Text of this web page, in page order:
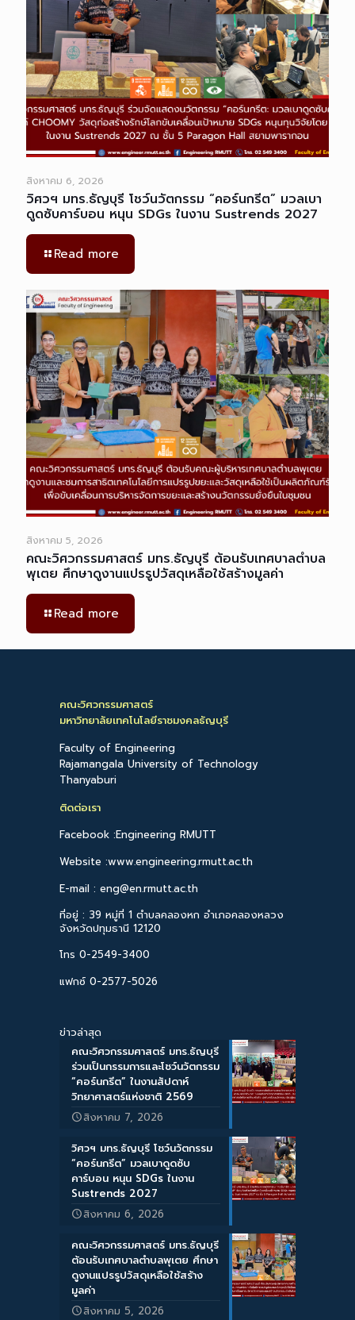
สิงหาคม 6, 2026
วิศวฯ มทร.ธัญบุรี โชว์นวัตกรรม “คอร์นกรีต” มวลเบา
ดูดซับคาร์บอน หนุน SDGs ในงาน Sustrends 2027
Read more
สิงหาคม 5, 2026
คณะวิศวกรรมศาสตร์ มทร.ธัญบุรี ต้อนรับเทศบาลตำบล
พุเตย ศึกษาดูงานแปรรูปวัสดุเหลือใช้สร้างมูลค่า
Read more
คณะวิศวกรรมศาสตร์
มหาวิทยาลัยเทคโนโลยีราชมงคลธัญบุรี
Faculty of Engineering
Rajamangala University of Technology
Thanyaburi
ติดต่อเรา
Facebook :Engineering RMUTT
Website :www.engineering.rmutt.ac.th
E-mail : eng@en.rmutt.ac.th
ที่อยู่ : 39 หมู่ที่ 1 ตำบลคลองหก อำเภอคลองหลวง
จังหวัดปทุมธานี 12120
โทร 0-2549-3400
แฟกซ์ 0-2577-5026
ข่าวล่าสุด
คณะวิศวกรรมศาสตร์ มทร.ธัญบุรี
ร่วมเป็นกรรมการและโชว์นวัตกรรม
“คอร์นกรีต” ในงานสัปดาห์
วิทยาศาสตร์แห่งชาติ 2569
สิงหาคม 7, 2026
วิศวฯ มทร.ธัญบุรี โชว์นวัตกรรม
“คอร์นกรีต” มวลเบาดูดซับ
คาร์บอน หนุน SDGs ในงาน
Sustrends 2027
สิงหาคม 6, 2026
คณะวิศวกรรมศาสตร์ มทร.ธัญบุรี
ต้อนรับเทศบาลตำบลพุเตย ศึกษา
ดูงานแปรรูปวัสดุเหลือใช้สร้าง
มูลค่า
สิงหาคม 5, 2026